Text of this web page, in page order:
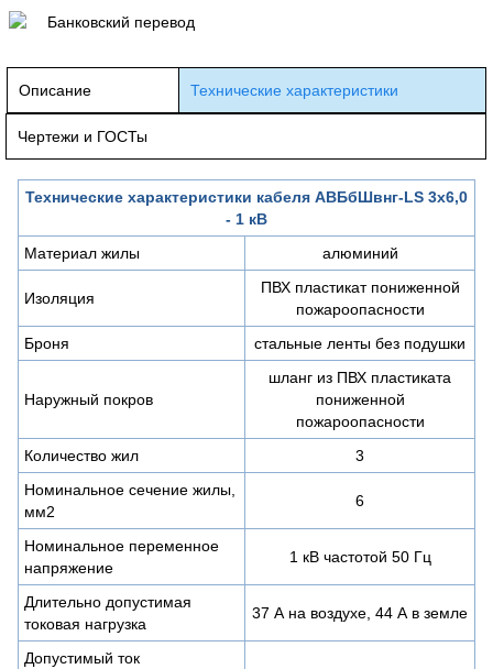
Банковский перевод
Описание Технические характеристики
Чертежи и ГОСТы
Технические характеристики кабеля АВБбШвнг-LS 3х6,0
- 1 кВ
Материал жилы
алюминий
Изоляция
ПВХ пластикат пониженной
пожароопасности
Броня
стальные ленты без подушки
Наружный покров
шланг из ПВХ пластиката
пониженной
пожароопасности
Количество жил
3
Номинальное сечение жилы,
мм2
6
Номинальное переменное
напряжение
1 кВ частотой 50 Гц
Длительно допустимая
токовая нагрузка
37 А на воздухе, 44 А в земле
Допустимый ток